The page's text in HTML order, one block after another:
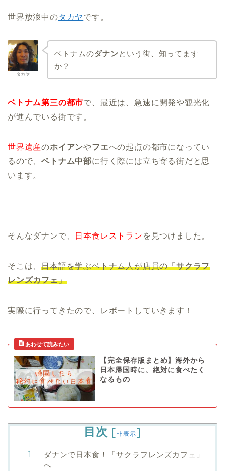
世界放浪中のタカヤです。
タカヤ
ベトナムのダナンという街、知ってます
か？
ベトナム第三の都市で、最近は、急速に開発や観光化
が進んでいる街です。
世界遺産のホイアンやフエへの起点の都市になってい
るので、ベトナム中部に行く際には立ち寄る街だと思
います。
そんなダナンで、 日本食レストラン を見つけました。
そこは、日本語を学ぶベトナム人が店員の「サクラフ
レンズカフェ」
実際に行ってきたので、レポートしていきます！
【完全保存版まとめ】海外から
日本帰国時に、絶対に食べたく
なるもの
目次 [非表示]
ダナンで日本食！「サクラフレンズカフェ」
へ